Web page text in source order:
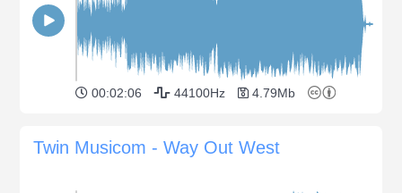
00:02:06 44100Hz 4.79Mb
Twin Musicom - Way Out West